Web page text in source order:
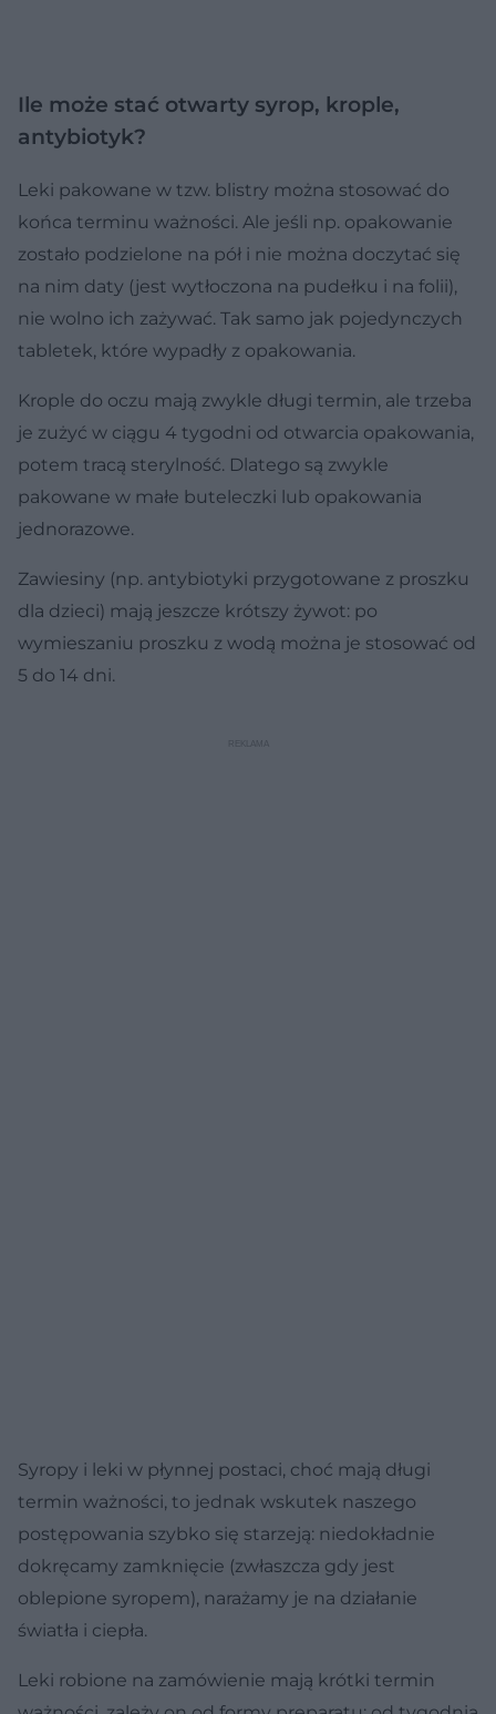
Ile może stać otwarty syrop, krople,
antybiotyk?
Leki pakowane w tzw. blistry można stosować do
końca terminu ważności. Ale jeśli np. opakowanie
zostało podzielone na pół i nie można doczytać się
na nim daty (jest wytłoczona na pudełku i na folii),
nie wolno ich zażywać. Tak samo jak pojedynczych
tabletek, które wypadły z opakowania.
Krople do oczu mają zwykle długi termin, ale trzeba
je zużyć w ciągu 4 tygodni od otwarcia opakowania,
potem tracą sterylność. Dlatego są zwykle
pakowane w małe buteleczki lub opakowania
jednorazowe.
Zawiesiny (np. antybiotyki przygotowane z proszku
dla dzieci) mają jeszcze krótszy żywot: po
wymieszaniu proszku z wodą można je stosować od
5 do 14 dni.
Syropy i leki w płynnej postaci, choć mają długi
termin ważności, to jednak wskutek naszego
postępowania szybko się starzeją: niedokładnie
dokręcamy zamknięcie (zwłaszcza gdy jest
oblepione syropem), narażamy je na działanie
światła i ciepła.
Leki robione na zamówienie mają krótki termin